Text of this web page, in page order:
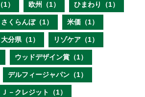
） 欧州（1） ひまわり（1）
さくらんぼ（1） 米価（1）
大分県（1） リゾケア（1）
ウッドデザイン賞（1）
デルフィージャパン（1）
Ｊ－クレジット（1）